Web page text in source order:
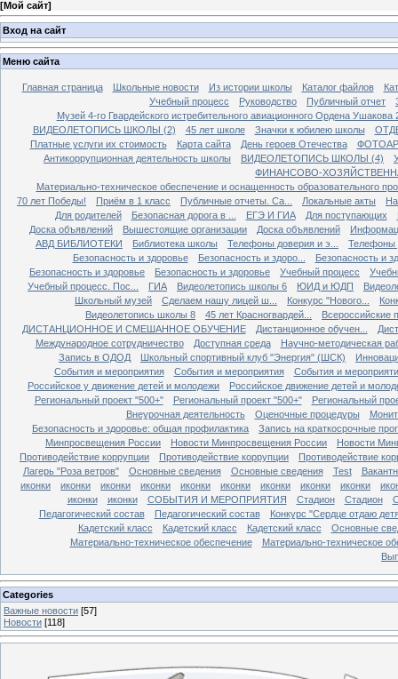
[Мой сайт]
Вход на сайт
Меню сайта
Главная страница Школьные новости Из истории школы Каталог файлов
Учебный процесс
Руководство Публичный отчет
Музей 4-го Гвардейского истребительного авиационного Ордена
ВИДЕОЛЕТОПИСЬ ШКОЛЫ (2)
45 лет школе Значки к юбилею школы
Платные услуги их стоимость
Карта сайта День героев Отечества
Антикоррупционная деятельность школы
ВИДЕОЛЕТОПИСЬ ШКОЛЫ (4)
ФИНАНСОВО-
Материально-техническое обеспечение и оснащенность образовательного
70 лет Победы!
Приём в 1 класс Публичные отчеты. Са... Локальные акты
Для родителей
Безопасная дорога в ... ЕГЭ И ГИА Для поступающих
Доска объявлений
Вышестоящие организации Доска объявлений
АВД БИБЛИОТЕКИ
Библиотека школы Телефоны доверия и э...
Телефоны
Безопасность и здоровье
Безопасность и здоро...
Безопасность и
Безопасность и здоровье
Безопасность и здоровье Учебный процесс
Учебный процесс. Пос...
ГИА Видеолетопись школы 6 ЮИД и ЮДП
Школьный музей
Сделаем нашу лицей ш... Конкурс "Нового...
Видеолетопись школы 8
45 лет Красногвардей...
Всероссийские
ДИСТАНЦИОННОЕ И СМЕШАННОЕ ОБУЧЕНИЕ
Дистанционное обучен...
Международное сотрудничество
Доступная среда
Научно-методическая
Запись в ОДОД
Школьный спортивный клуб "Энергия" (ШСК)
События и мероприятия
События и мероприятия
События и
Российское у движение детей и молодежи
Российское движение детей и
Региональный проект "500+"
Региональный проект "500+"
Региональный
Внеурочная деятельность
Оценочные процедуры
Безопасность и здоровье: общая профилактика
Запись на краткосрочные
Минпросвещения России
Новости Минпросвещения России
Новости
Противодействие коррупции
Противодействие коррупции
Противодействие
Лагерь "Роза ветров"
Основные сведения Основные сведения Test
иконки
иконки иконки иконки иконки иконки иконки иконки иконки
иконки
иконки СОБЫТИЯ И МЕРОПРИЯТИЯ Стадион Стадион
Педагогический состав
Педагогический состав
Конкурс "Сердце отдаю
Кадетский класс
Кадетский класс Кадетский класс
Основные
Материально-техническое обеспечение
Материально-техническое
Categories
Важные новости [57]
Новости [118]